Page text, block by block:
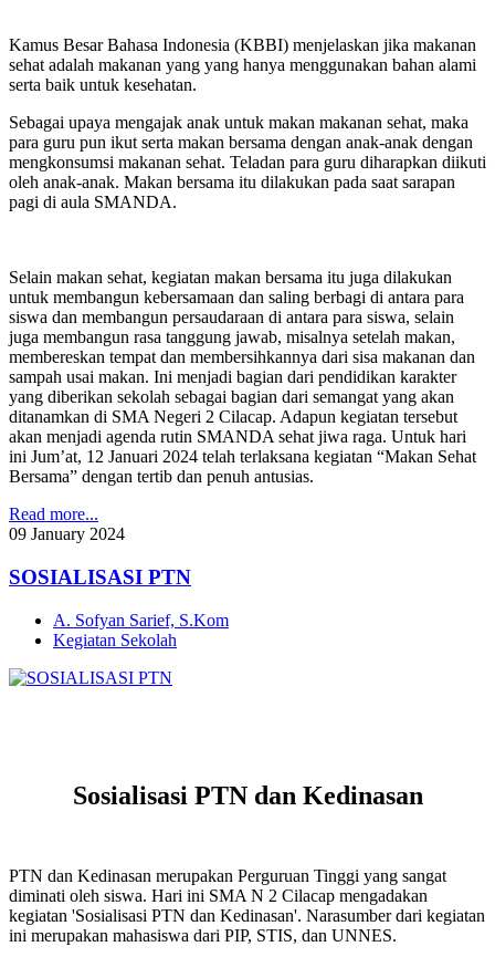
Kamus Besar Bahasa Indonesia (KBBI) menjelaskan jika makanan
sehat adalah makanan yang yang hanya menggunakan bahan alami
serta baik untuk kesehatan.
Sebagai upaya mengajak anak untuk makan makanan sehat, maka
para guru pun ikut serta makan bersama dengan anak-anak dengan
mengkonsumsi makanan sehat. Teladan para guru diharapkan diikuti
oleh anak-anak. Makan bersama itu dilakukan pada saat sarapan
pagi di aula SMANDA.
Selain makan sehat, kegiatan makan bersama itu juga dilakukan
untuk membangun kebersamaan dan saling berbagi di antara para
siswa dan membangun persaudaraan di antara para siswa, selain
juga membangun rasa tanggung jawab, misalnya setelah makan,
membereskan tempat dan membersihkannya dari sisa makanan dan
sampah usai makan. Ini menjadi bagian dari pendidikan karakter
yang diberikan sekolah sebagai bagian dari semangat yang akan
ditanamkan di SMA Negeri 2 Cilacap. Adapun kegiatan tersebut
akan menjadi agenda rutin SMANDA sehat jiwa raga. Untuk hari
ini Jum’at, 12 Januari 2024 telah terlaksana kegiatan “Makan Sehat
Bersama” dengan tertib dan penuh antusias.
Read more...
09 January 2024
SOSIALISASI PTN
A. Sofyan Sarief, S.Kom
Kegiatan Sekolah
Sosialisasi PTN dan Kedinasan
PTN dan Kedinasan merupakan Perguruan Tinggi yang sangat
diminati oleh siswa. Hari ini SMA N 2 Cilacap mengadakan
kegiatan 'Sosialisasi PTN dan Kedinasan'. Narasumber dari kegiatan
ini merupakan mahasiswa dari PIP, STIS, dan UNNES.